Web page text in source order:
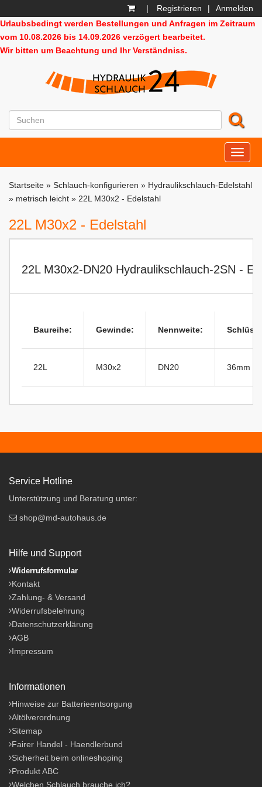
| Registrieren |
Anmelden
Urlaubsbedingt werden Bestellungen und Anfragen im Zeitraum
vom 10.08.2026 bis 14.09.2026 verzögert bearbeitet.
Wir bitten um Beachtung und Ihr Verständniss.
Startseite » Schlauch-konfigurieren » Hydraulikschlauch-Edelstahl
» metrisch leicht » 22L M30x2 - Edelstahl
22L M30x2 - Edelstahl
22L M30x2-DN20 Hydraulikschlauch-2SN -
Baureihe: Gewinde: Nennweite:
22L M30x2 DN20 36mm
Service Hotline
Unterstützung und Beratung unter:
shop@md-autohaus.de
Hilfe und Support
Widerrufsformular
Kontakt
Zahlung- & Versand
Widerrufsbelehrung
Datenschutzerklärung
AGB
Impressum
Informationen
Hinweise zur Batterieentsorgung
Altölverordnung
Sitemap
Fairer Handel - Haendlerbund
Sicherheit beim onlineshoping
Produkt ABC
Welchen Schlauch brauche ich?